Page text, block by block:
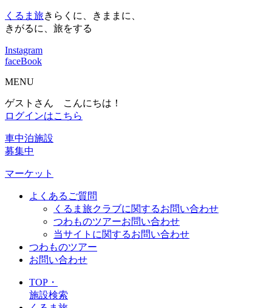
くるま旅きらくに、きままに、
きがるに、旅をする
Instagram
faceBook
MENU
ゲストさん こんにちは！
ログインはこちら
車中泊施設
募集中
マーケット
よくあるご質問
くるま旅クラブに関するお問い合わせ
つわものツアーお問い合わせ
当サイトに関するお問い合わせ
つわものツアー
お問い合わせ
TOP・
施設検索